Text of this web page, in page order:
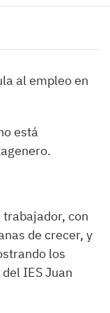
al empleo en
está
con
de crecer, y
los
IES Juan